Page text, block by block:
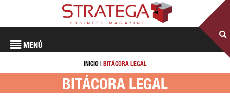
MENÚ
INICIO| BITÁCORA LEGAL
BITÁCORA LEGAL